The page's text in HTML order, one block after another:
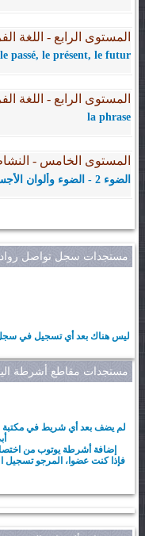
المستوى الرابع - اللغة
le passé, le présent, le futur
المستوى الرابع - اللغة
la phrase
المستوى الخامس -
الضوء 2 - الضوء وألوان الأجسام
مستجدات سجل تواصل
ليس هناك بعد أي تسجيل في
مستجدات مقاطع أشرطة
لم يضف بعد أي شريط في مكتبة
إضافة أشرطة يوتوب من
فإذا كنت عضوا، المرجو